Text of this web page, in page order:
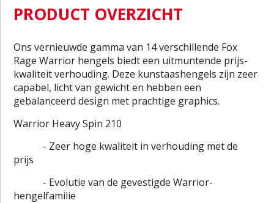
PRODUCT OVERZICHT
Ons vernieuwde gamma van 14 verschillende Fox
Rage Warrior hengels biedt een uitmuntende prijs-
kwaliteit verhouding. Deze kunstaashengels zijn zeer
capabel, licht van gewicht en hebben een
gebalanceerd design met prachtige graphics.
Warrior Heavy Spin 210
- Zeer hoge kwaliteit in verhouding met de
prijs
- Evolutie van de gevestigde Warrior-
hengelfamilie